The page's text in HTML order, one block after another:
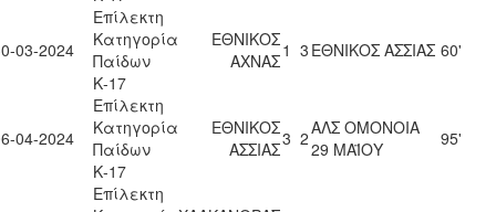
03-2024
Επίλεκτη
Κατηγορία
Παίδων
Κ-17
ΕΘΝΙΚΟΣ
ΑΧΝΑΣ1 3 ΕΘΝΙΚΟΣ ΑΣΣΙΑΣ 60'
04-2024
Επίλεκτη
Κατηγορία
Παίδων
Κ-17
ΕΘΝΙΚΟΣ
ΑΣΣΙΑΣ3 2ΑΛΣ ΟΜΟΝΟΙΑ
29 ΜΑΪΟΥ
95'
Επίλεκτη